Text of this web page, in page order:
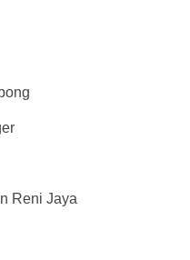
Reni Jaya